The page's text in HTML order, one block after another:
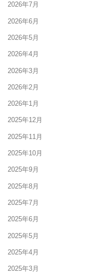
2026年7月
2026年6月
2026年5月
2026年4月
2026年3月
2026年2月
2026年1月
2025年12月
2025年11月
2025年10月
2025年9月
2025年8月
2025年7月
2025年6月
2025年5月
2025年4月
2025年3月